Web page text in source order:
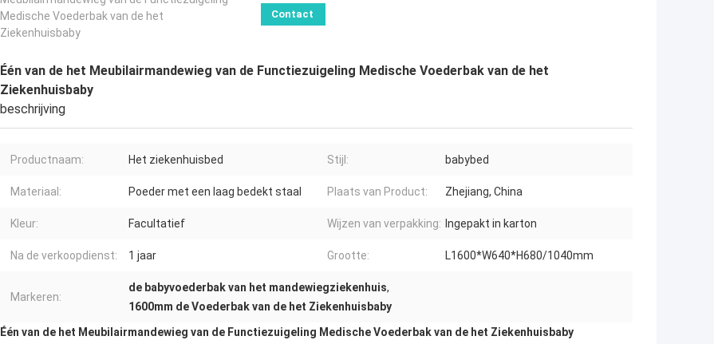
Medische Voederbak van de het
Ziekenhuisbaby
Contact
Één van de het Meubilairmandewieg van de Functiezuigeling Medische Voederbak van de het
Ziekenhuisbaby
beschrijving
Productnaam: Het ziekenhuisbed Stijl: babybed
Materiaal: Poeder met een laag bedekt staal Plaats van Product: Zhejiang, China
Kleur: Facultatief Wijzen van verpakking: Ingepakt in karton
Na de verkoopdienst: 1 jaar Grootte: L1600*W640*H680/1040mm
Markeren:
de babyvoederbak van het mandewiegziekenhuis,
1600mm de Voederbak van de het Ziekenhuisbaby
Één van de het Meubilairmandewieg van de Functiezuigeling Medische Voederbak van de het Ziekenhuisbaby